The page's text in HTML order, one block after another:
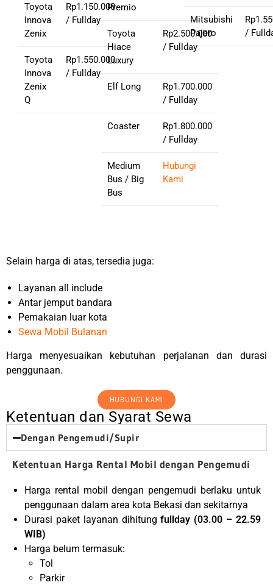
Toyota
Innova
Zenix
Rp1.150.000
/ Fullday
Toyota
Innova
Zenix
Q
Rp1.550.000
/ Fullday
Premio
Toyota
Hiace
Luxury
Rp2.500.000
/ Fullday
Elf Long
Rp1.700.000
/ Fullday
Coaster
Rp1.800.000
/ Fullday
Medium
Bus / Big
Bus
Hubungi
Kami
Mitsubishi
Pajero
/
Selain harga di atas, tersedia juga:
Layanan all include
Antar jemput bandara
Pemakaian luar kota
Sewa Mobil Bulanan
Harga menyesuaikan kebutuhan perjalanan dan durasi
penggunaan.
HUBUNGI KAMI
Ketentuan dan Syarat Sewa
Dengan Pengemudi/Supir
Ketentuan Harga Rental Mobil dengan Pengemudi
Harga rental mobil dengan pengemudi berlaku untuk
penggunaan dalam area kota Bekasi dan sekitarnya
Durasi paket layanan dihitungfullday (03.00 – 22.59
WIB)
Harga belum termasuk:
Tol
Parkir